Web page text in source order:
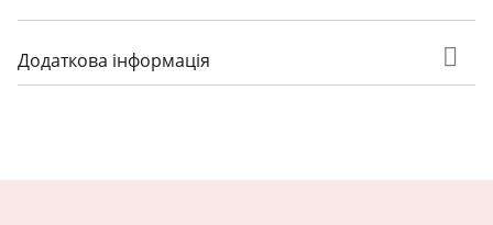
Додаткова інформація